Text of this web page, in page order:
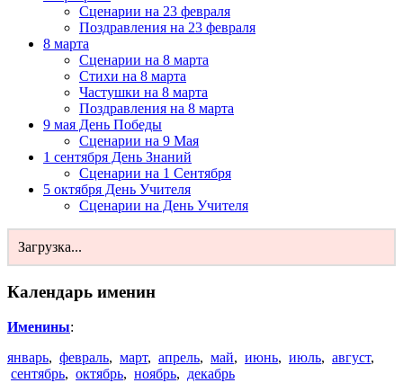
Сценарии на 23 февраля
Поздравления на 23 февраля
8 марта
Сценарии на 8 марта
Стихи на 8 марта
Частушки на 8 марта
Поздравления на 8 марта
9 мая День Победы
Сценарии на 9 Мая
1 сентября День Знаний
Сценарии на 1 Сентября
5 октября День Учителя
Сценарии на День Учителя
Загрузка...
Календарь именин
Именины:
январь, февраль, март, апрель, май, июнь, июль, август,
сентябрь, октябрь, ноябрь, декабрь